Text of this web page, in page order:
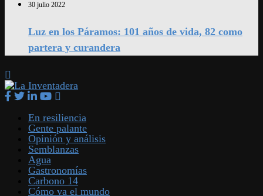
30 julio 2022
Luz en los Páramos: 101 años de vida, 82 como
partera y curandera
En resiliencia
Gente palante
Opinión y análisis
Semblanzas
Agua
Gastronomías
Carbono 14
Cómo va el mundo